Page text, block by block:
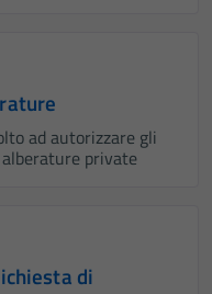
ad autorizzare gli
private
di